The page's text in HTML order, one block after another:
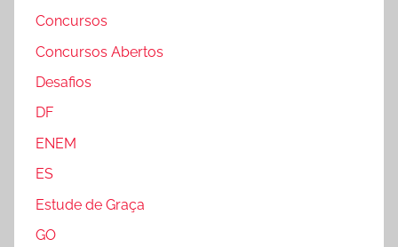
Concursos
Concursos Abertos
Desafios
DF
ENEM
ES
Estude de Graça
GO